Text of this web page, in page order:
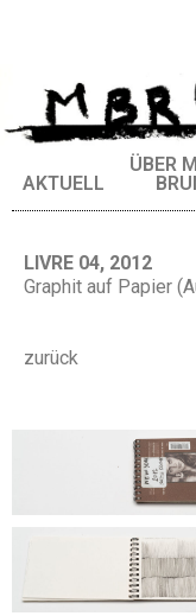
AKTUELL
ÜBER
LIVRE 04, 2012
Graphit auf Papier
zurück